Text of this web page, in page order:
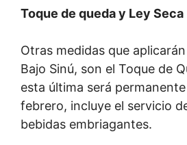
Toque de queda y Ley Seca
Otras medidas que
Bajo Sinú, son el Toque de
esta última será
febrero, incluye el servicio
bebidas embriagantes.